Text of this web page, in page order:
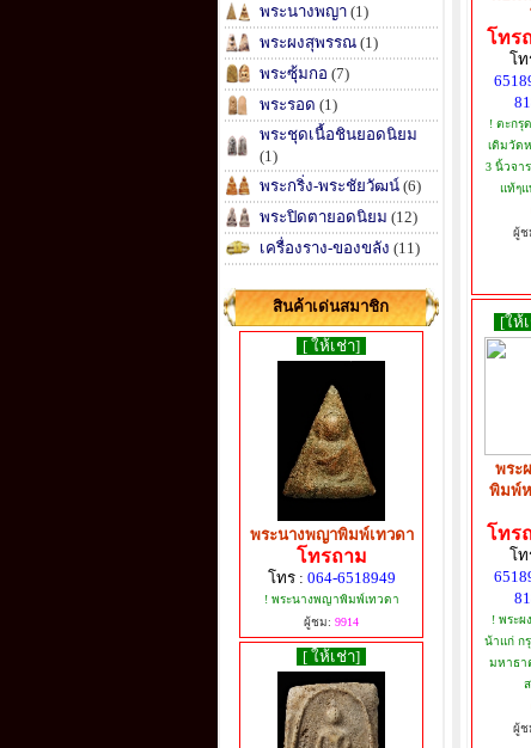
พระนางพญา (1)
พระผงสุพรรณ (1)
พระซุ้มกอ (7)
พระรอด (1)
พระชุดเนื้อชินยอดนิยม
(1)
พระกริ่ง-พระชัยวัฒน์ (6)
พระปิดตายอดนิยม (12)
เครื่องราง-ของขลัง (11)
สินค้าเด่นสมาชิก
[ ให้เช่า]
พระนางพญาพิมพ์เทวดา
โทรถาม
โทร : 064-6518949
! พระนางพญาพิมพ์เทวดา
ผู้ชม: 9914
[ ให้เช่า]
โทร
โท
! ตะกรุ
เดิมวัด
3 นิ้วจา
แท้ๆ
ผู้ช
[ให้
พระ
พิมพ์
โทร
โท
! พระ
น้าแก่ ก
มหาธา
ผู้ช